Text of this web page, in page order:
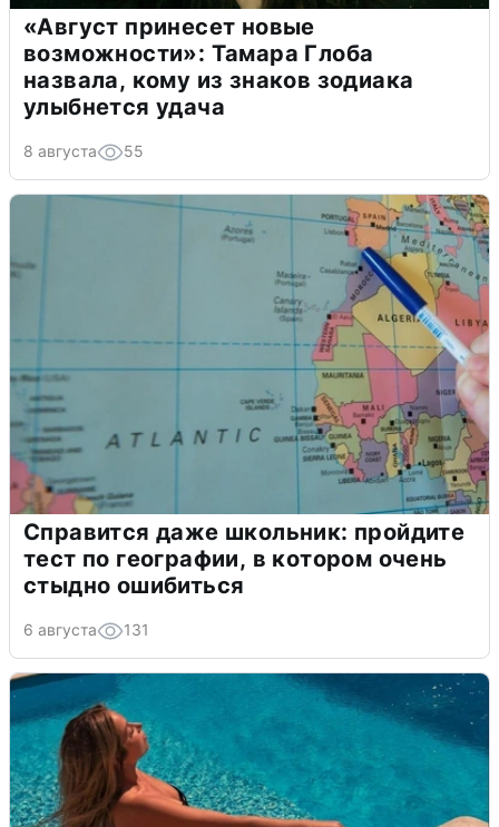
«Август принесет новые
возможности»: Тамара Глоба
назвала, кому из знаков зодиака
улыбнется удача
8 августа 55
Справится даже школьник: пройдите
тест по географии, в котором очень
стыдно ошибиться
6 августа 131